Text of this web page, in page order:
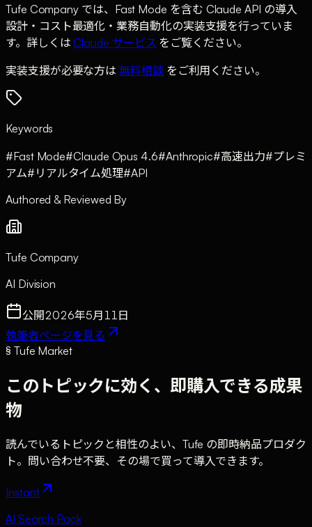
Tufe Company では、Fast Mode を含む Claude API の導入
設計・コスト最適化・業務自動化の実装支援を行っていま
す。詳しくはClaude サービス をご覧ください。
実装支援が必要な方は無料相談をご利用ください。
Keywords
#Fast Mode#Claude Opus 4.6#Anthropic#高速出力#プレミ
アム# リアルタイム処理#API
Authored & Reviewed By
Tufe Company
AI Division
公開2026年5月11日
執筆者ページを見る
§ Tufe Market
このトピックに効く、即購入できる成果
物
読んでいるトピックと相性のよい、Tufe の即時納品プロダク
ト。問い合わせ不要、その場で買って導入できます。
Instant
AI Search Pack